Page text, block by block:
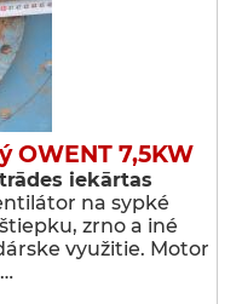
7,5KW
iekārtas
na sypké
zrno a iné
využitie. Motor